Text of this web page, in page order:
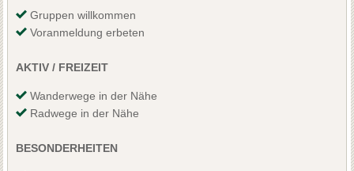
Gruppen willkommen
Voranmeldung erbeten
AKTIV / FREIZEIT
Wanderwege in der Nähe
Radwege in der Nähe
BESONDERHEITEN